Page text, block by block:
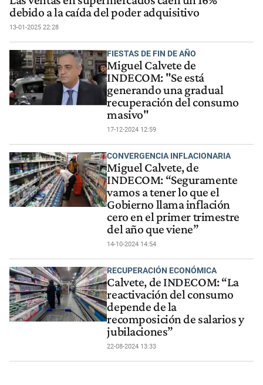
debido a la caída del poder adquisitivo
13-01-2025 22:28
FIESTAS DE FIN DE AÑO
Miguel Calvete de
INDECOM: "Se está
generando una gradual
recuperación del consumo
masivo"
17-12-2024 12:59
CONVERGENCIA INFLACIONARIA
Miguel Calvete, de
INDECOM: “Seguramente
vamos a tener lo que el
Gobierno llama inflación
cero en el primer trimestre
del año que viene”
14-10-2024 14:54
RECUPERACIÓN ECONÓMICA
Calvete, de INDECOM: “La
reactivación del consumo
depende de la
recomposición de salarios y
jubilaciones”
22-08-2024 13:33